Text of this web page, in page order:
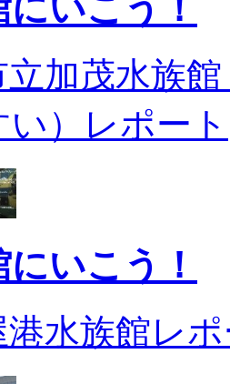
いこう！
立加茂水族
）レポート
いこう！
港水族館レ